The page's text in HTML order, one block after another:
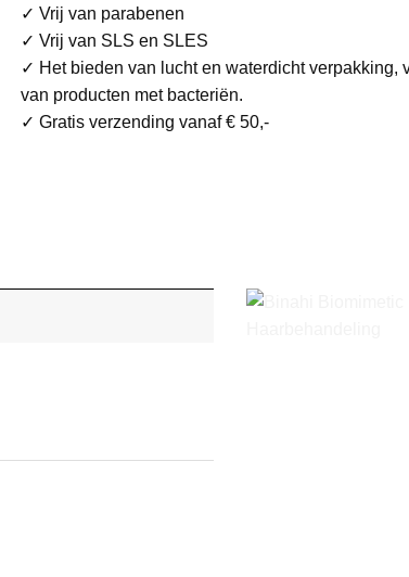
✓ Vrij van parabenen
✓ Vrij van SLS en SLES
✓ Het bieden van lucht en waterdicht verpakking,
van producten met bacteriën.
✓ Gratis verzending vanaf € 50,-